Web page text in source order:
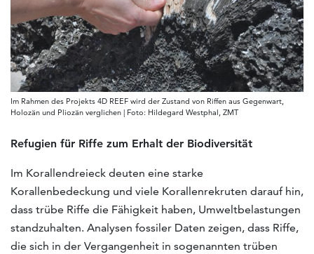
Im Rahmen des Projekts 4D REEF wird der Zustand von Riffen aus Gegenwart,
Holozän und Pliozän verglichen | Foto: Hildegard Westphal, ZMT
Refugien für Riffe zum Erhalt der Biodiversität
Im Korallendreieck deuten eine starke
Korallenbedeckung und viele Korallenrekruten darauf hin,
dass trübe Riffe die Fähigkeit haben, Umweltbelastungen
standzuhalten. Analysen fossiler Daten zeigen, dass Riffe,
die sich in der Vergangenheit in sogenannten trüben